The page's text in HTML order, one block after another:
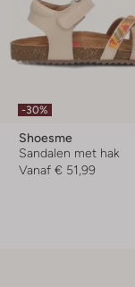
-30%
Shoesme
Sandalen met hak
Vanaf € 51,99